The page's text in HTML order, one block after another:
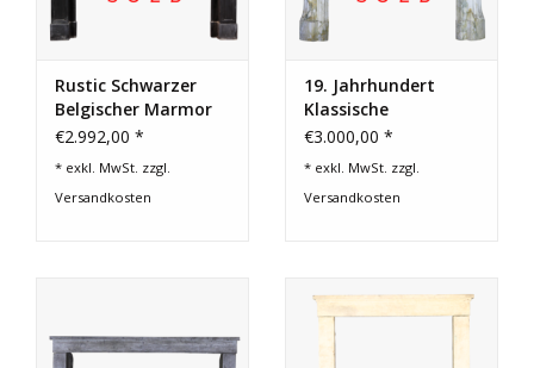
Rustic Schwarzer
Belgischer Marmor
Kamin
€2.992,00 *
* exkl. MwSt. zzgl.
Versandkosten
19. Jahrhundert
Klassische
Französisch Marmor
€3.000,00 *
* exkl. MwSt. zzgl.
Versandkosten